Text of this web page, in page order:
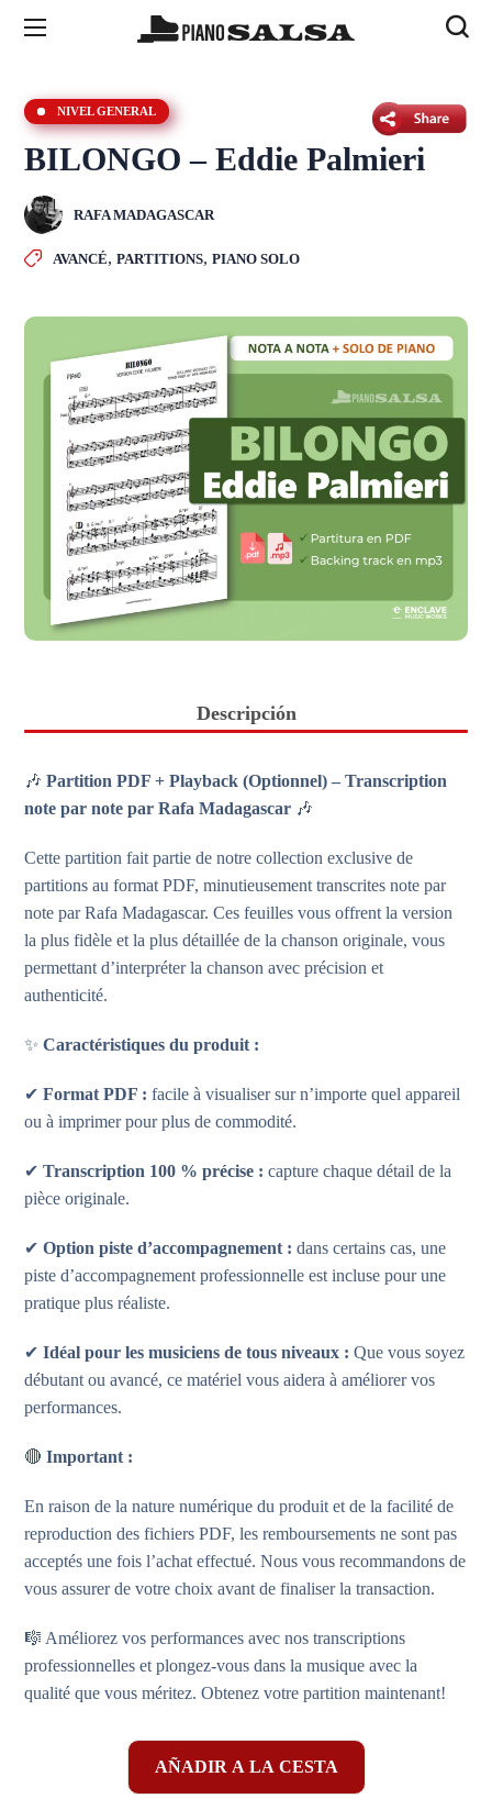
NIVEL GENERAL
BILONGO – Eddie Palmieri
RAFA MADAGASCAR
AVANCÉ,PARTITIONS,PIANO SOLO
Descripción
🎶Partition PDF + Playback (Optionnel) – Transcription
note par note par Rafa Madagascar 🎶
Cette partition fait partie de notre collection exclusive de
partitions au format PDF, minutieusement transcrites note par
note par Rafa Madagascar. Ces feuilles vous offrent la version
la plus fidèle et la plus détaillée de la chanson originale, vous
permettant d’interpréter la chanson avec précision et
authenticité.
✨Caractéristiques du produit :
✔Format PDF : facile à visualiser sur n’importe quel appareil
ou à imprimer pour plus de commodité.
✔Transcription 100 % précise : capture chaque détail de la
pièce originale.
✔Option piste d’accompagnement :dans certains cas, une
piste d’accompagnement professionnelle est incluse pour une
pratique plus réaliste.
✔Idéal pour les musiciens de tous niveaux :Que vous soyez
débutant ou avancé, ce matériel vous aidera à améliorer vos
performances.
🔴Important :
En raison de la nature numérique du produit et de la facilité de
reproduction des fichiers PDF, les remboursements ne sont pas
acceptés une fois l’achat effectué. Nous vous recommandons de
vous assurer de votre choix avant de finaliser la transaction.
🎼 Améliorez vos performances avec nos transcriptions
professionnelles et plongez-vous dans la musique avec la
qualité que vous méritez. Obtenez votre partition maintenant!
AÑADIR A LA CESTA